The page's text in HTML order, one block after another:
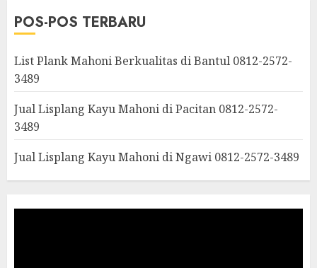
POS-POS TERBARU
List Plank Mahoni Berkualitas di Bantul 0812-2572-
3489
Jual Lisplang Kayu Mahoni di Pacitan 0812-2572-
3489
Jual Lisplang Kayu Mahoni di Ngawi 0812-2572-3489